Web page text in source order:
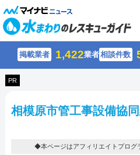
掲載業者 1,422業者相談件数
PR
相模原市管工事設備協
◆本ページはアフィリエイトプログ